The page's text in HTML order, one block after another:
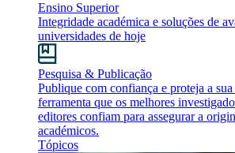
Ensino Superior
Integridade académica e soluções de
universidades de hoje
Pesquisa & Publicação
Publique com confiança e proteja a sua
ferramenta que os melhores
editores confiam para assegurar a
académicos.
Tópicos